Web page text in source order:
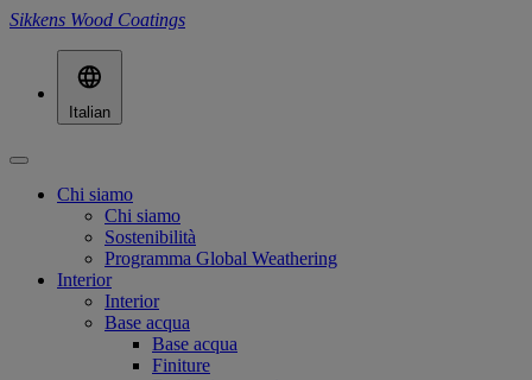
Sikkens Wood Coatings
Italian
Chi siamo
Chi siamo
Sostenibilità
Programma Global Weathering
Interior
Interior
Base acqua
Base acqua
Finiture